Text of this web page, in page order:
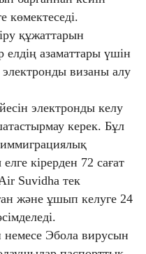
көмектеседі.
құжаттарын
азаматтары үшін
электронды визаны алу
электронды келу
керек. Бұл
кірерден 72 сағат
Suvidha тек
және ұшып келуге 24
немесе Эбола вирусын